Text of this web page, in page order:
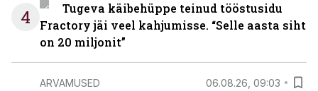
4
Tugeva käibehüppe teinud tööstusidu
Fractory jäi veel kahjumisse. “Selle aasta siht
on 20 miljonit”
ARVAMUSED 06.08.26, 09:03